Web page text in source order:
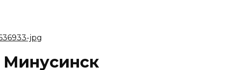
Минусинск